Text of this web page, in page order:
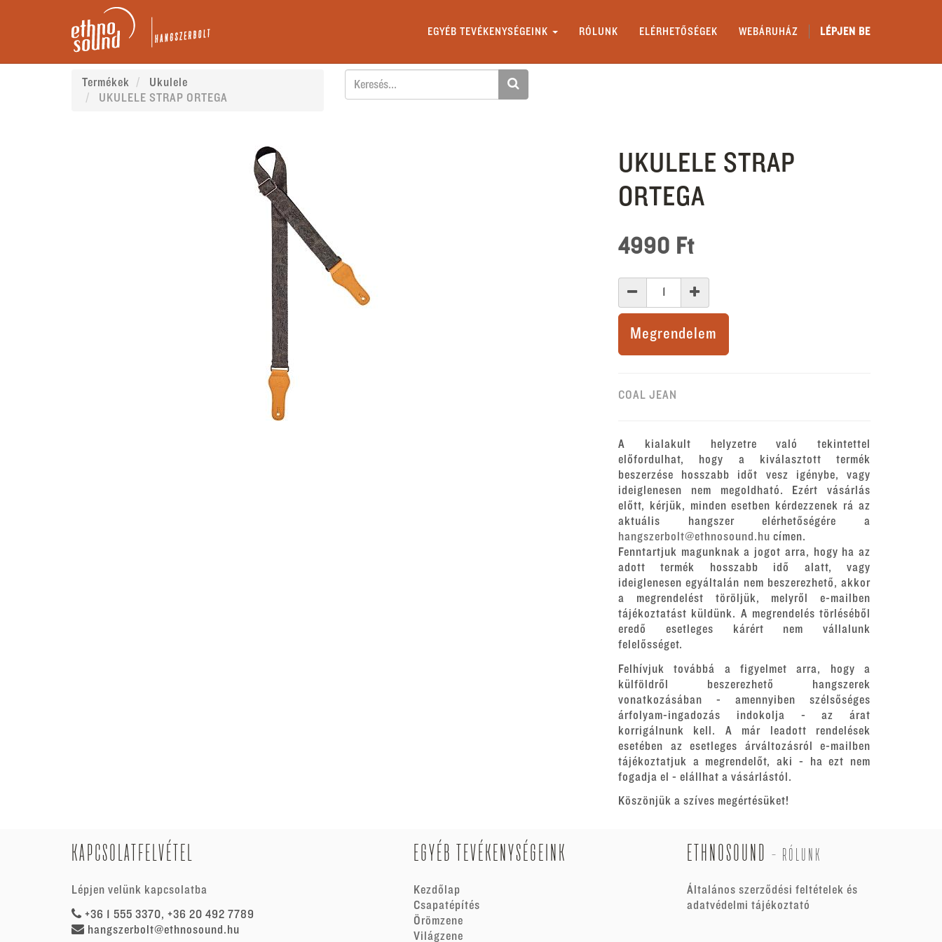
EGYÉB TEVÉKENYSÉGEINK RÓLUNK ELÉRHETŐSÉGEK WEBÁRUHÁZ LÉPJEN BE
Termékek
Ukulele
UKULELE STRAP ORTEGA
UKULELE STRAP
ORTEGA
4990 Ft
Megrendelem
COAL JEAN
A kialakult helyzetre való tekintettel
előfordulhat, hogy a kiválasztott termék
beszerzése hosszabb időt vesz igénybe, vagy
ideiglenesen nem megoldható. Ezért vásárlás
előtt, kérjük, minden esetben kérdezzenek rá az
aktuális hangszer elérhetőségére a
hangszerbolt@ethnosound.hu címen.
Fenntartjuk magunknak a jogot arra, hogy ha az
adott termék hosszabb idő alatt, vagy
ideiglenesen egyáltalán nem beszerezhető, akkor
a megrendelést töröljük, melyről e-mailben
tájékoztatást küldünk. A megrendelés törléséből
eredő esetleges kárért nem vállalunk
felelősséget.
Felhívjuk továbbá a figyelmet arra, hogy a
külföldről beszerezhető hangszerek
vonatkozásában - amennyiben szélsőséges
árfolyam-ingadozás indokolja - az árat
korrigálnunk kell. A már leadott rendelések
esetében az esetleges árváltozásról e-mailben
tájékoztatjuk a megrendelőt, aki - ha ezt nem
fogadja el - elállhat a vásárlástól.
Köszönjük a szíves megértésüket!
KAPCSOLATFELVÉTEL
Lépjen velünk kapcsolatba
+36 1 555 3370, +36 20 492 7789
hangszerbolt@ethnosound.hu
EGYÉB TEVÉKENYSÉGEINK
Kezdőlap
Csapatépítés
Örömzene
Világzene
ETHNOSOUND - RÓLUNK
Általános szerződési feltételek és
adatvédelmi tájékoztató